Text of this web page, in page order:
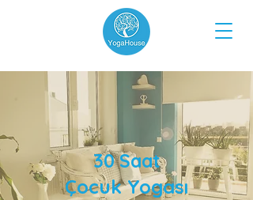
30 Saat
Çocuk Yogası